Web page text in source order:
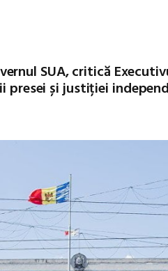
SUA, critică
și justiției